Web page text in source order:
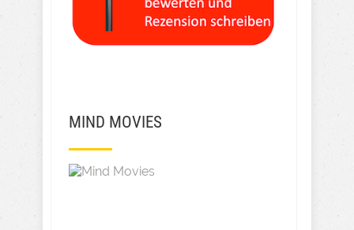
MIND MOVIES